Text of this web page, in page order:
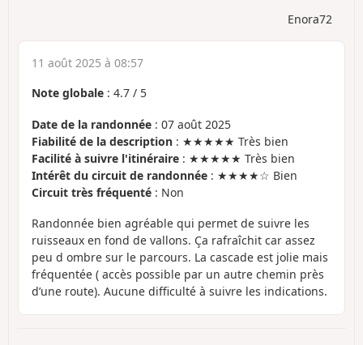
Enora72
11 août 2025 à 08:57
Note globale : 4.7 / 5
Date de la randonnée : 07 août 2025
Fiabilité de la description : ★★★★★ Très bien
Facilité à suivre l'itinéraire : ★★★★★ Très bien
Intérêt du circuit de randonnée : ★★★★☆ Bien
Circuit très fréquenté : Non
Randonnée bien agréable qui permet de suivre les
ruisseaux en fond de vallons. Ça rafraîchit car assez
peu d ombre sur le parcours. La cascade est jolie mais
fréquentée ( accès possible par un autre chemin près
d’une route). Aucune difficulté à suivre les indications.